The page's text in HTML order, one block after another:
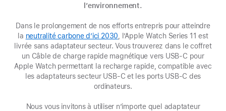
l’environnement.
Dans le prolongement de nos efforts entrepris pour atteindre
la neutralité carbone d’ici 2030 (s’ouvre
dans
une
nouvelle
fenêtre)
, l’Apple Watch Series 11 est
livrée sans adaptateur secteur. Vous trouverez dans le coffret
un Câble de charge rapide magnétique vers USB‑C pour
Apple Watch permettant la recharge rapide, compatible avec
les adaptateurs secteur USB-C et les ports USB-C des
ordinateurs.
Nous vous invitons à utiliser n’importe quel adaptateur